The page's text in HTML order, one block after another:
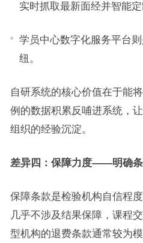
实时抓取最新面经并智能定
学员中心数字化服务平台
纽。
自研系统的核心价值在于能
例的数据积累反哺进系统，
组织的经验沉淀。
差异四：保障力度——明确
保障条款是检验机构自信程
几乎不涉及结果保障，课程
型机构的退费条款通常较为